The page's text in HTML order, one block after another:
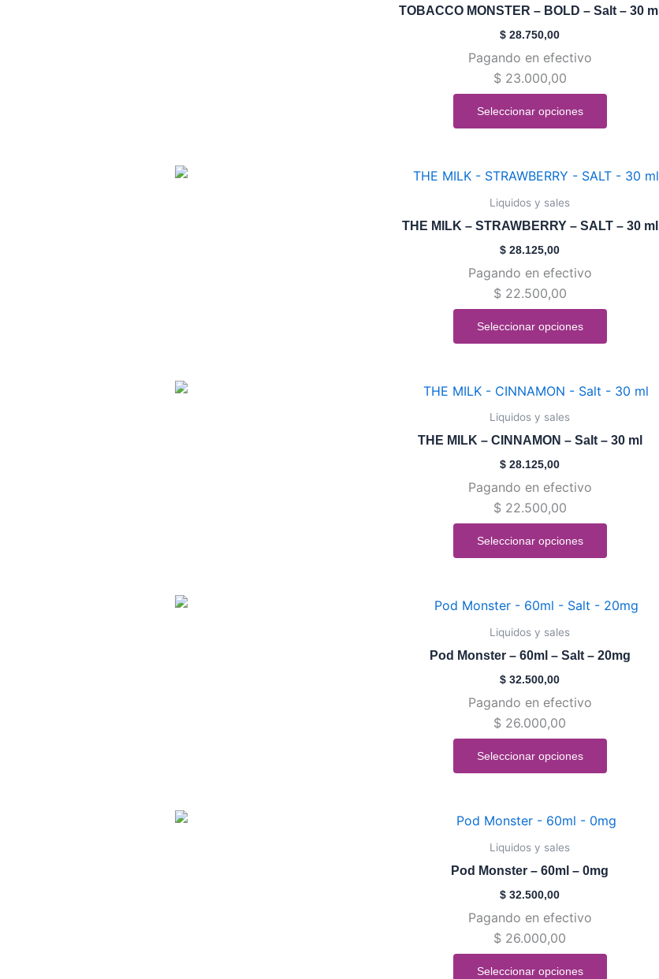
de
producto
TOBACCO MONSTER – BOLD – Salt – 30 ml
$ 28.750,00
Pagando en efectivo
$ 23.000,00
Seleccionar opciones
variantes.
Las
opciones
la
página
de
producto
Liquidos y sales
THE MILK – STRAWBERRY – SALT – 30 ml
$ 28.125,00
Pagando en efectivo
$ 22.500,00
Seleccionar opciones
Este
producto
variantes.
Las
opciones
la
página
de
producto
Liquidos y sales
THE MILK – CINNAMON – Salt – 30 ml
$ 28.125,00
Pagando en efectivo
$ 22.500,00
Seleccionar opciones
Este
producto
variantes.
Las
opciones
la
página
de
producto
Liquidos y sales
Pod Monster – 60ml – Salt – 20mg
$ 32.500,00
Pagando en efectivo
$ 26.000,00
Seleccionar opciones
Este
producto
variantes.
Las
opciones
la
página
de
producto
Liquidos y sales
Pod Monster – 60ml – 0mg
$ 32.500,00
Pagando en efectivo
$ 26.000,00
Seleccionar opciones
Este
producto
variantes.
Las
opciones